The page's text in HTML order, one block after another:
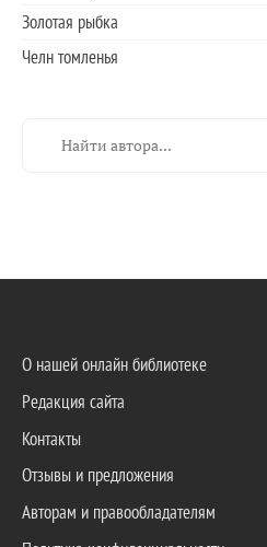
Золотая рыбка
Челн томленья
О нашей онлайн библиотеке
Редакция сайта
Контакты
Отзывы и предложения
Авторам и правообладателям